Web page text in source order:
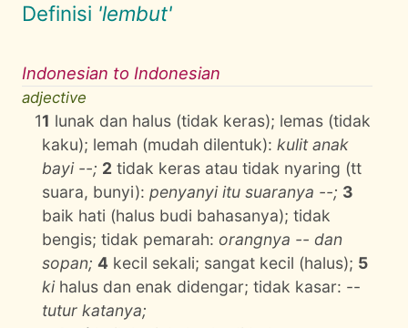
Definisi 'lembut'
Indonesian to Indonesian
adjective
11 lunak dan halus (tidak keras); lemas (tidak
kaku); lemah (mudah dilentuk):kulit anak
bayi --; 2 tidak keras atau tidak nyaring (tt
suara, bunyi):penyanyi itu suaranya --; 3
baik hati (halus budi bahasanya); tidak
bengis; tidak pemarah: orangnya -- dan
sopan; 4 kecil sekali; sangat kecil (halus); 5
kihalus dan enak didengar; tidak kasar: --
tutur katanya;